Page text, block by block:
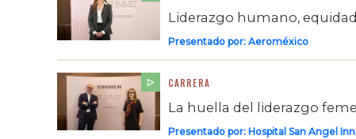
Liderazgo humano,
Presentado por: Aeroméxico
CARRERA
La huella del liderazgo
Presentado por: Hospital San Angel Inn